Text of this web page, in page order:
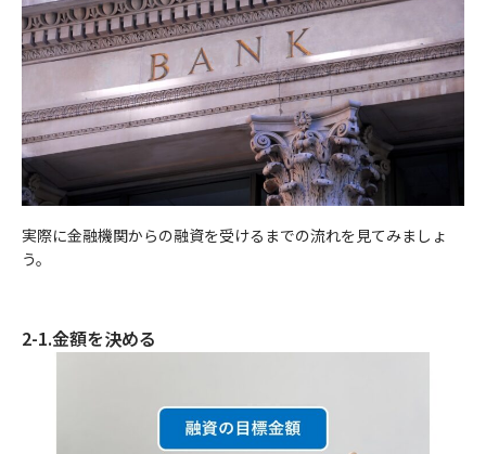
実際に金融機関からの融資を受けるまでの流れを見てみましょ
う。
2-1.金額を決める